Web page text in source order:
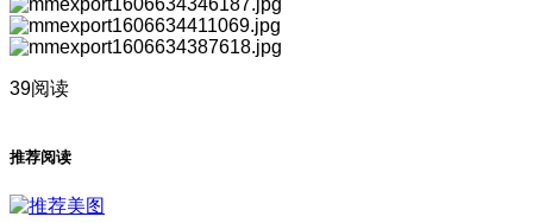
39阅读
推荐阅读